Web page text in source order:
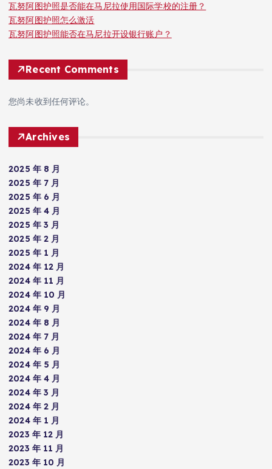
瓦努阿图护照是否能在马尼拉使用国际学校的注册？
瓦努阿图护照怎么激活
瓦努阿图护照能否在马尼拉开设银行账户？
Recent Comments
您尚未收到任何评论。
Archives
2025 年 8 月
2025 年 7 月
2025 年 6 月
2025 年 4 月
2025 年 3 月
2025 年 2 月
2025 年 1 月
2024 年 12 月
2024 年 11 月
2024 年 10 月
2024 年 9 月
2024 年 8 月
2024 年 7 月
2024 年 6 月
2024 年 5 月
2024 年 4 月
2024 年 3 月
2024 年 2 月
2024 年 1 月
2023 年 12 月
2023 年 11 月
2023 年 10 月